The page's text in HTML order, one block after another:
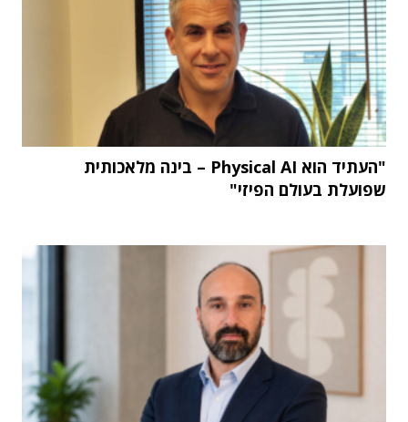
"העתיד הוא Physical AI – בינה מלאכותית
שפועלת בעולם הפיזי"